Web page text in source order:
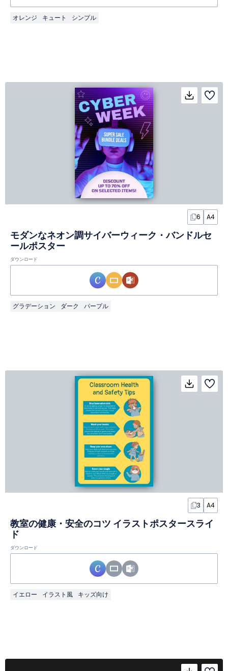
オレンジ キュート シンプル
6 A4
モダンなネオン調サイバーウィーク・バンドルセ
ールポスター
ダウンロード
グラデーション ダーク パープル
3 A4
教室の健康・安全のコツ イラストポスタースライ
ド
ダウンロード
イエロー イラスト風 キッズ向け